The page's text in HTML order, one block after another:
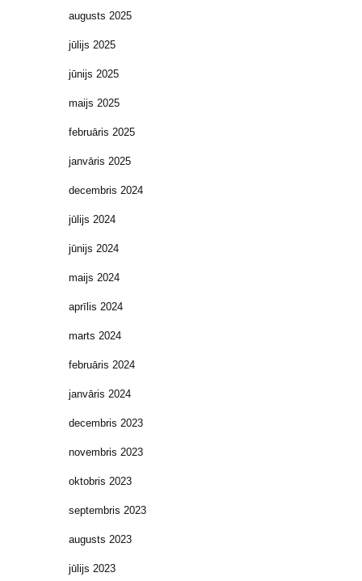
augusts 2025
jūlijs 2025
jūnijs 2025
maijs 2025
februāris 2025
janvāris 2025
decembris 2024
jūlijs 2024
jūnijs 2024
maijs 2024
aprīlis 2024
marts 2024
februāris 2024
janvāris 2024
decembris 2023
novembris 2023
oktobris 2023
septembris 2023
augusts 2023
jūlijs 2023